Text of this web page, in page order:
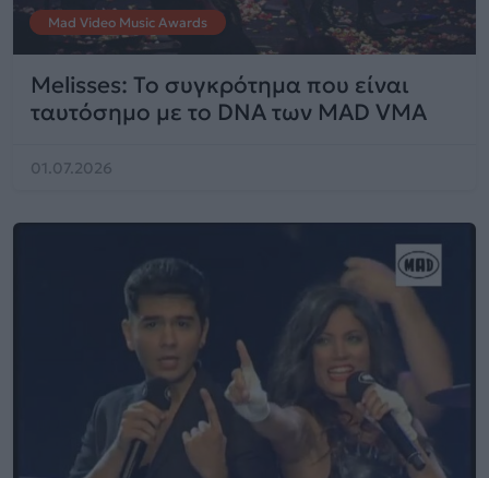
Mad Video Music Awards
Melisses: Το συγκρότημα που είναι
ταυτόσημο με το DNA των MAD VMA
01.07.2026